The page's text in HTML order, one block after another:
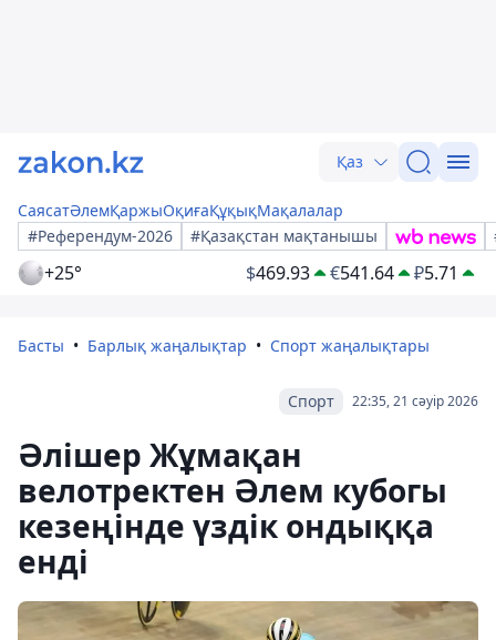
Қаз
СаясатӘлемҚаржыОқиғаҚұқықМақалалар
#Референдум-2026
#Қазақстан мақтанышы
+25° $469.93 €541.64 ₽5.71
Басты Барлық жаңалықтар Спорт жаңалықтары
22:35, 21 сәуір 2026
Спорт
Әлішер Жұмақан
велотректен Әлем кубогы
кезеңінде үздік ондыққа
енді